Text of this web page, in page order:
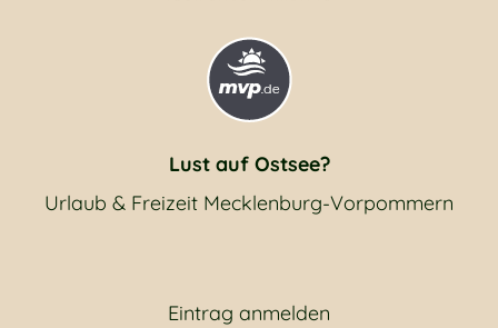
Lust auf Ostsee?
Urlaub & Freizeit Mecklenburg-Vorpommern
Eintrag anmelden